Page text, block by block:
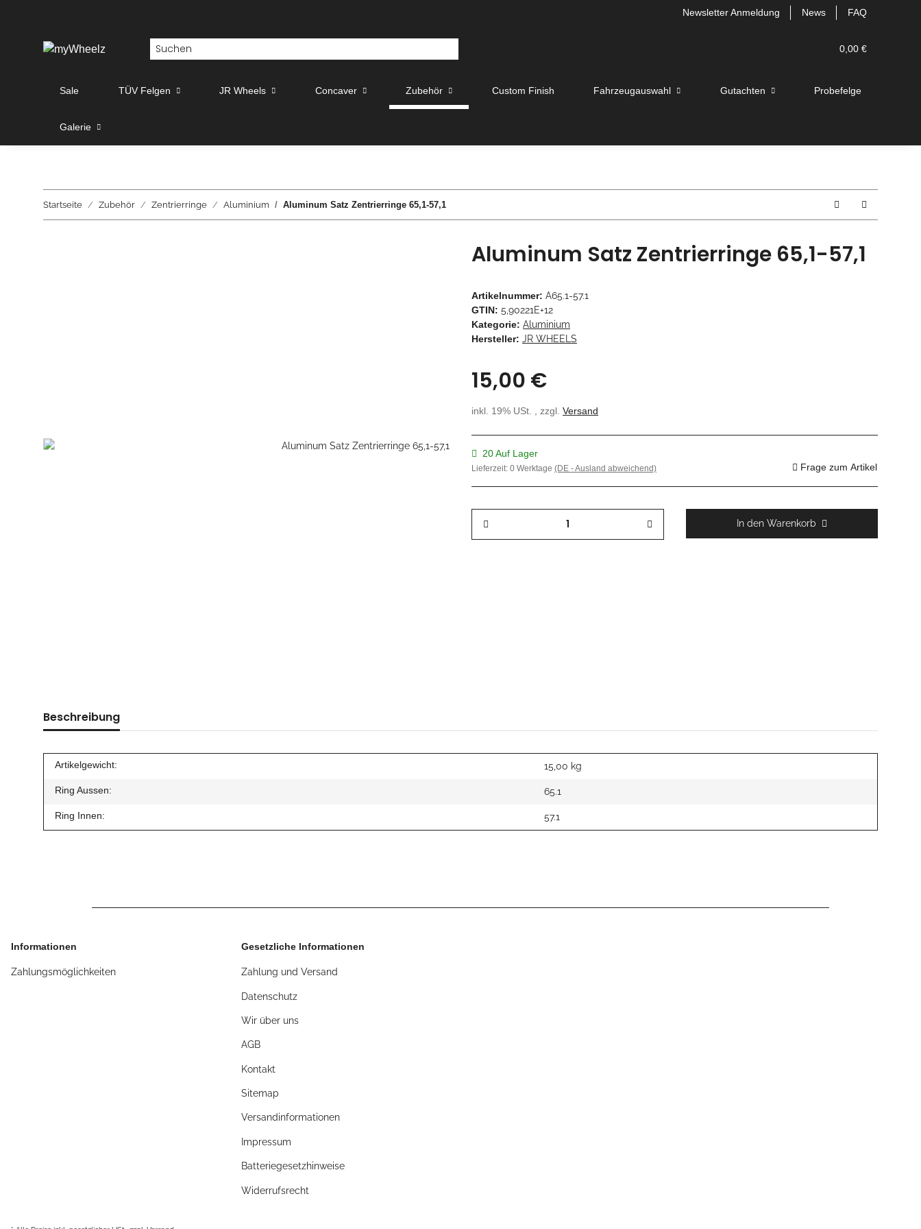
Newsletter Anmeldung News FAQ
0,00 €
Sale TÜV Felgen JR Wheels Concaver Zubehör Custom Finish Fahrzeugauswahl Gutachten Probefelge
Galerie
Startseite Zubehör Zentrierringe Aluminium Aluminum Satz Zentrierringe 65,1-57,1
Aluminum Satz Zentrierringe 65,1-57,1
Artikelnummer: A65.1-57.1
GTIN: 5,90221E+12
Kategorie: Aluminium
Hersteller: JR WHEELS
15,00 €
inkl. 19% USt. , zzgl. Versand
20 Auf Lager
Lieferzeit: 0 Werktage (DE - Ausland abweichend) Frage zum Artikel
In den Warenkorb
Beschreibung
Artikelgewicht: 15,00 kg
Ring Aussen: 65.1
Ring Innen: 57.1
Informationen
Zahlungsmöglichkeiten
Gesetzliche Informationen
Zahlung und Versand
Datenschutz
Wir über uns
AGB
Kontakt
Sitemap
Versandinformationen
Impressum
Batteriegesetzhinweise
Widerrufsrecht